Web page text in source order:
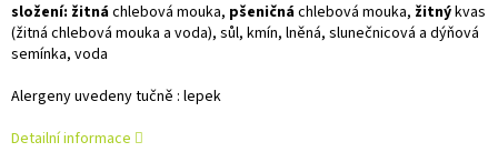
složení: žitnáchlebová mouka, pšeničnáchlebová mouka, žitnýkvas
(žitná chlebová mouka a voda), sůl, kmín, lněná, slunečnicová a dýňová
semínka, voda
Alergeny uvedeny tučně : lepek
Detailní informace